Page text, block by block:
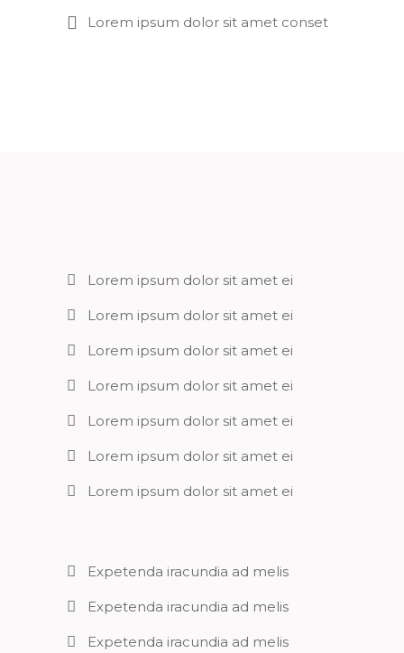
Lorem ipsum dolor sit amet conset
Lorem ipsum dolor sit amet ei
Lorem ipsum dolor sit amet ei
Lorem ipsum dolor sit amet ei
Lorem ipsum dolor sit amet ei
Lorem ipsum dolor sit amet ei
Lorem ipsum dolor sit amet ei
Lorem ipsum dolor sit amet ei
Expetenda iracundia ad melis
Expetenda iracundia ad melis
Expetenda iracundia ad melis